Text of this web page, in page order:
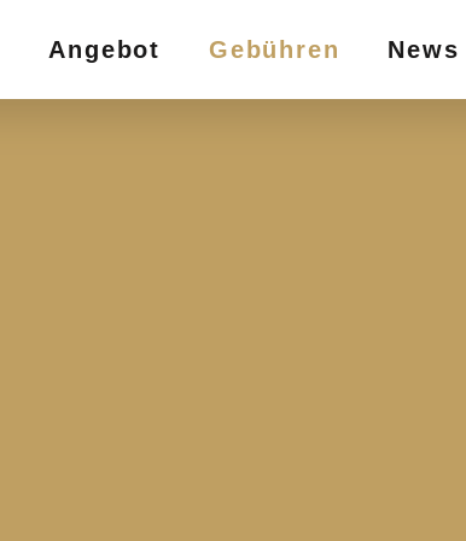
Angebot Gebühren News